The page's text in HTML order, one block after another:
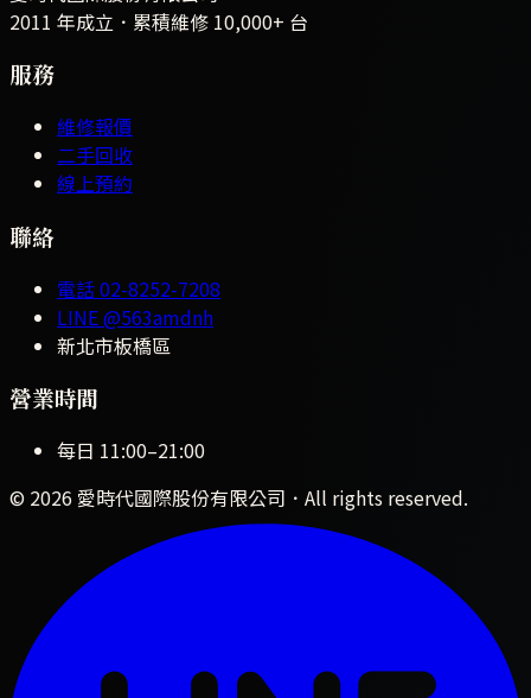
2011 年成立．累積維修 10,000+ 台
服務
維修報價
二手回收
線上預約
聯絡
電話02-8252-7208
LINE@563amdnh
新北市板橋區
營業時間
每日 11:00–21:00
© 2026 愛時代國際股份有限公司 ．All rights reserved.